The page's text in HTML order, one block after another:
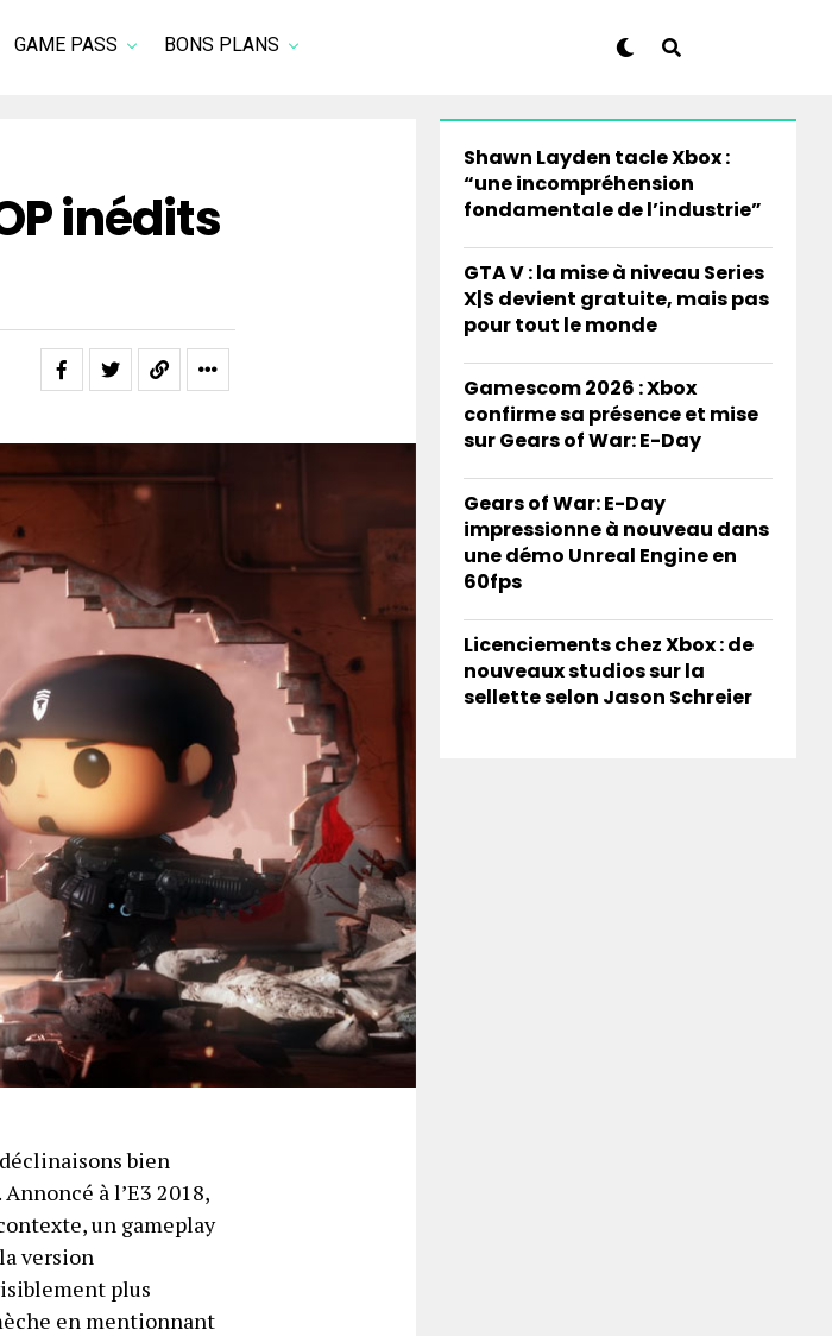
GAME PASS BONS PLANS
inédits
bien
à l’E3 2018,
un gameplay
version
plus
en mentionnant
Shawn Layden tacle Xbox :
“une incompréhension
fondamentale de l’industrie”
GTA V : la mise à niveau Series
X|S devient gratuite, mais pas
pour tout le monde
Gamescom 2026 : Xbox
confirme sa présence et mise
sur Gears of War: E-Day
Gears of War: E-Day
impressionne à nouveau dans
une démo Unreal Engine en
60fps
Licenciements chez Xbox : de
nouveaux studios sur la
sellette selon Jason Schreier